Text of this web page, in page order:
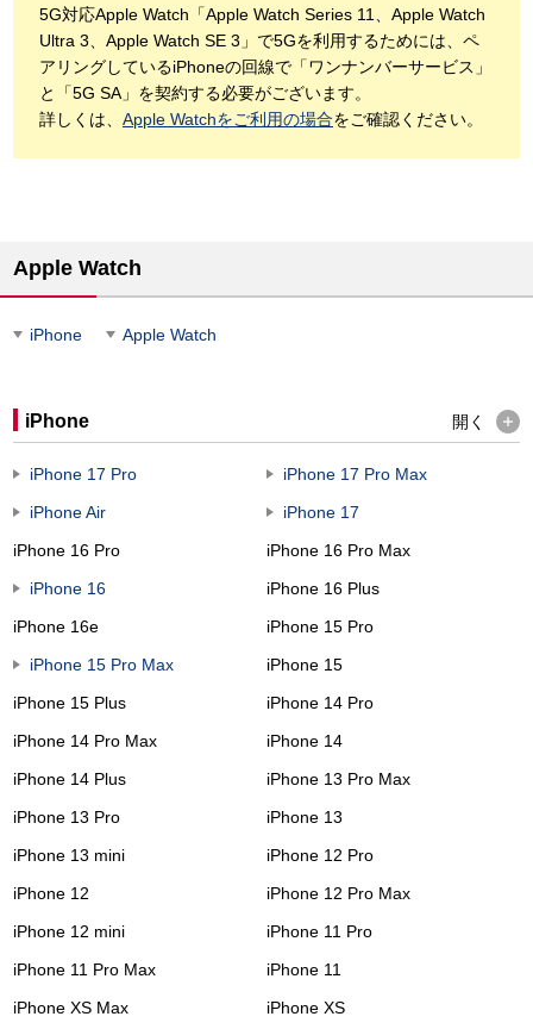
5G対応Apple Watch「Apple Watch Series 11、Apple Watch
Ultra 3、Apple Watch SE 3」で5Gを利用するためには、ペ
アリングしているiPhoneの回線で「ワンナンバーサービス」
と「5G SA」を契約する必要がございます。
詳しくは、 Apple Watchをご利用の場合をご確認ください。
Apple Watch
iPhone Apple Watch
iPhone 開く
iPhone 17 Pro
iPhone 17 Pro Max
iPhone Air
iPhone 17
iPhone 16 Pro
iPhone 16 Pro Max
iPhone 16
iPhone 16 Plus
iPhone 16e
iPhone 15 Pro
iPhone 15 Pro Max
iPhone 15
iPhone 15 Plus
iPhone 14 Pro
iPhone 14 Pro Max
iPhone 14
iPhone 14 Plus
iPhone 13 Pro Max
iPhone 13 Pro
iPhone 13
iPhone 13 mini
iPhone 12 Pro
iPhone 12
iPhone 12 Pro Max
iPhone 12 mini
iPhone 11 Pro
iPhone 11 Pro Max
iPhone 11
iPhone XS Max
iPhone XS